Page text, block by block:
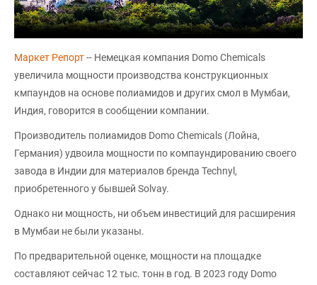
Маркет Репорт-- Немецкая компания Domo Chemicals
увеличила мощности производства конструкционных
кмпаундов на основе полиамидов и других смол в Мумбаи,
Индия, говорится в сообщении компании.
Производитель полиамидов Domo Chemicals (Лойна,
Германия) удвоила мощности по компаундированию своего
завода в Индии для материалов бренда Technyl,
приобретенного у бывшей Solvay.
Однако ни мощность, ни объем инвестиций для расширения
в Мумбаи не были указаны.
По предварительной оценке, мощности на площадке
составляют сейчас 12 тыс. тонн в год. В 2023 году Domo